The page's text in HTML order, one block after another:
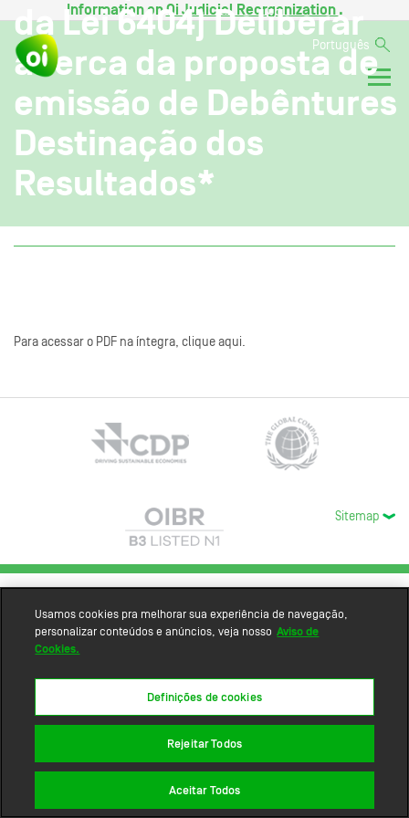
Information onOi Judicial Reorganization .
Português
da Lei 6404) Deliberar
acerca da proposta de
emissão de Debêntures
Destinação dos
Resultados*
Para acessar o PDF na íntegra, clique aqui.
Sitemap
Usamos cookies pra melhorar sua experiência de navegação,
personalizar conteúdos e anúncios, veja nosso Aviso de
Cookies.
Definições de cookies
Rejeitar Todos
Aceitar Todos